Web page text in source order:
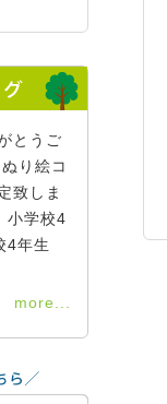
とうご
り絵コ
致しま
小学校4
4年生
more...